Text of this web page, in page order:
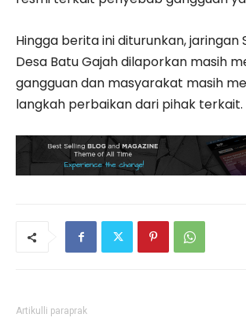
Hingga berita ini diturunkan, jaringan
Desa Batu Gajah dilaporkan masih
gangguan dan masyarakat masih
langkah perbaikan dari pihak terkait.
Artikulli paraprak